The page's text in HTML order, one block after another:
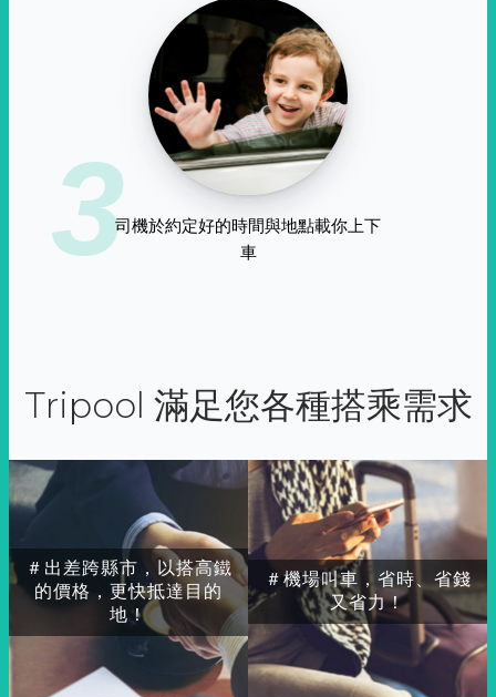
3司機於約定好的時間與地點載你上下
車
Tripool 滿足您各種搭乘需求
＃出差跨縣市，以搭高鐵
的價格，更快抵達目的
地！
＃機場叫車，省時、省錢
又省力！